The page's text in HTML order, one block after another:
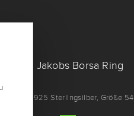
SIF Jakobs Borsa Ring
aus 925 Sterlingsilber, Größe 54